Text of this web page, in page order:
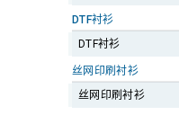
DTF衬衫
DTF衬衫
丝网印刷衬衫
丝网印刷衬衫